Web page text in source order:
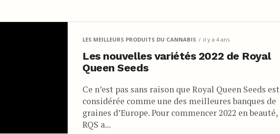
LES MEILLEURS PRODUITS DU CANNABIS il y a 4 ans
Les nouvelles variétés 2022 de Royal
Queen Seeds
Ce n’est pas sans raison que Royal Queen Seeds est
considérée comme une des meilleures banques de
graines d’Europe. Pour commencer 2022 en beauté,
RQS a...